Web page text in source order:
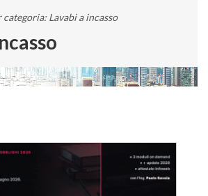
categoria: Lavabi a incasso